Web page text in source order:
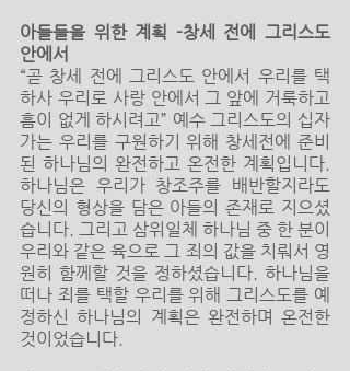
아들들을 위한 계획 -창세 전에 그리스도
안에서
“곧 창세 전에 그리스도 안에서 우리를 택
하사 우리로 사랑 안에서 그 앞에 거룩하고
흠이 없게 하시려고” 예수 그리스도의 십자
가는 우리를 구원하기 위해 창세전에 준비
된 하나님의 완전하고 온전한 계획입니다.
하나님은 우리가 창조주를 배반할지라도
당신의 형상을 담은 아들의 존재로 지으셨
습니다. 그리고 삼위일체 하나님 중 한 분이
우리와 같은 육으로 그 죄의 값을 치뤄서 영
원히 함께할 것을 정하셨습니다. 하나님을
떠나 죄를 택할 우리를 위해 그리스도를 예
정하신 하나님의 계획은 완전하며 온전한
것이었습니다.